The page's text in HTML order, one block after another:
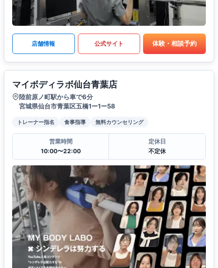
店舗情報 公式サイト 体験・相談予約
マイボディラボ仙台青葉店
陸前原ノ町駅から車で6分
宮城県仙台市青葉区五橋1ー1ー58
トレーナー指名 食事指導 無料カウンセリング
営業時間
10:00〜22:00
定休日
不定休